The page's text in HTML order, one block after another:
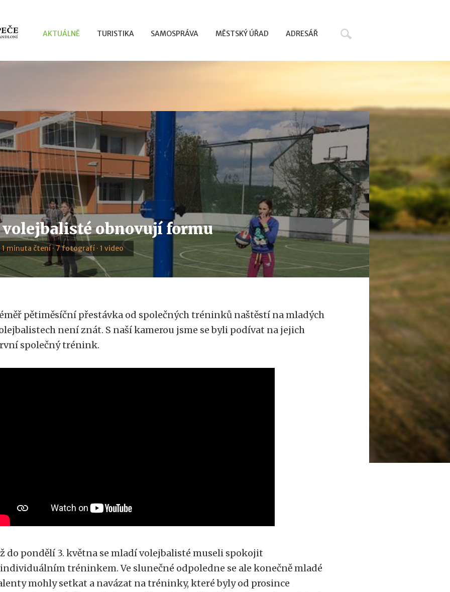
AKTUÁLNĚ TURISTIKA SAMOSPRÁVA MĚSTSKÝ ÚŘAD ADRESÁŘ
obnovují formu
1 minuta čtení · 7 fotografí · 1 video
pětiměsíční přestávka od společných tréninků naštěstí na mladých
není znát. S naší kamerou jsme se byli podívat na jejich
společný trénink.
do pondělí 3. května se mladí volejbalisté museli spokojit
tréninkem. Ve slunečné odpoledne se ale konečně mladé
mohly setkat a navázat na tréninky, které byly od prosince